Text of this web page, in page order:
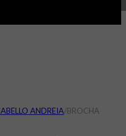
ANDREIA/BROCHA